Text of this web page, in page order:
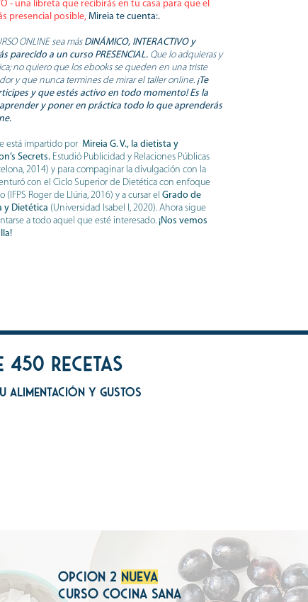
- una libreta que recibirás en tu casa para que el
presencial posible, Mireia te cuenta:.
ONLINE sea másDINÁMICO, INTERACTIVO y
parecido a un curso PRESENCIAL.Que lo adquieras y
no quiero que los ebooks se queden en una triste
y que nunca termines de mirar el taller online. ¡Te
y que estés activo en todo momento! Es la
y poner en práctica todo lo que aprenderás
está impartido por Mireia G. V., la dietista y
Secrets. Estudió Publicidad y Relaciones Públicas
2014) y para compaginar la divulgación con la
con el Ciclo Superior de Dietética con enfoque
(IFPS Roger de Llúria, 2016) y a cursar el Grado de
y Dietética (Universidad Isabel I, 2020). Ahora sigue
a todo aquel que esté interesado.¡Nos vemos
450 recetas
alimentación y gustos
OPCION 2 NUEVA
curso cocina sana